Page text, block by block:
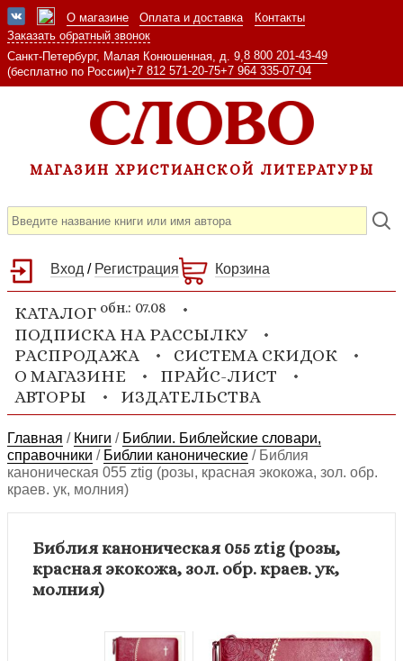
О магазине Оплата и доставка
Контакты
Заказать обратный звонок
Санкт-Петербург, Малая Конюшенная, д. 9, 8 800 201-43-49
(бесплатно по России)+7 812 571-20-75+7 964 335-07-04
МАГАЗИН ХРИСТИАНСКОЙ ЛИТЕРАТУРЫ
Вход / Регистрация Корзина
КАТАЛОГ обн.: 07.08
ПОДПИСКА НА РАССЫЛКУ
РАСПРОДАЖА
СИСТЕМА СКИДОК
О МАГАЗИНЕ
ПРАЙС-ЛИСТ
АВТОРЫ
ИЗДАТЕЛЬСТВА
Главная / Книги / Библии. Библейские словари,
справочники / Библии канонические / Библия
каноническая 055 ztig (розы, красная экокожа, зол. обр.
краев. ук, молния)
Библия каноническая 055 ztig (розы,
красная экокожа, зол. обр. краев. ук,
молния)